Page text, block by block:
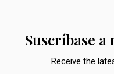
Suscríbase
Receive the